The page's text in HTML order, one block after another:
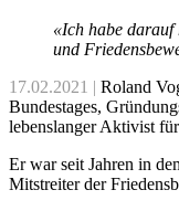
«Ich habe darauf
und
17.02.2021 | Roland
Bundestages,
lebenslanger Aktivist
Er war seit Jahren in
Mitstreiter der